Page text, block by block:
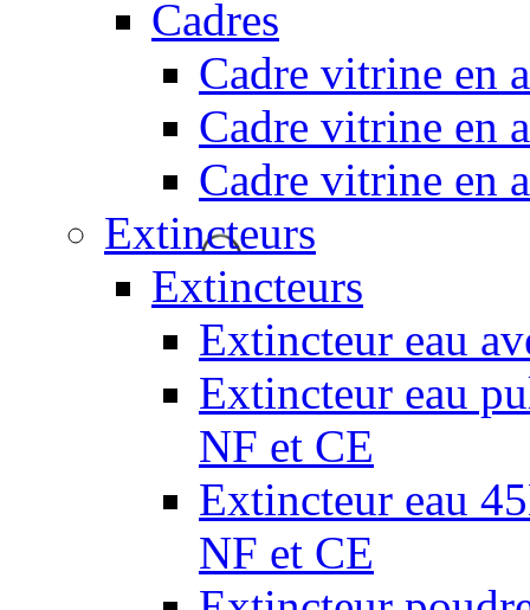
Cadres
Cadre vitrine en
Cadre vitrine en
Cadre vitrine en
Extincteurs
Extincteurs
Extincteur eau
Extincteur eau
NF et CE
Extincteur eau
NF et CE